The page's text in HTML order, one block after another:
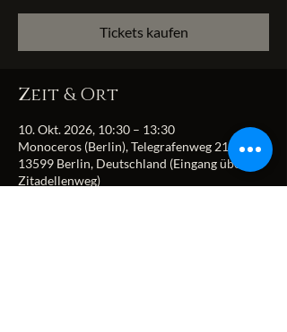
Tickets kaufen
Zeit & Ort
10. Okt. 2026, 10:30 – 13:30
Monoceros (Berlin), Telegrafenweg 21,
13599 Berlin, Deutschland (Eingang über
Zitadellenweg)